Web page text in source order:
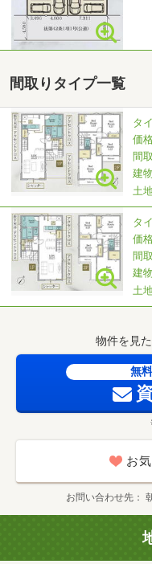
■ご予約方法
事前に鍵の手配が必要
お早目にご連絡をいただ
ご案内がスムーズです。
■その他、各種ご相談も
・現在、お車などの借
・現在、住宅ローンを
・親子でローンって組
◎住宅ローンのご相談
・繰り上げ返済は「
的？
・金利や保険など、
■キッズスペースもご
弊社にはお子様が退屈
おもちゃ、絵本、ぬり
充実させておりますの
■お車の無料提携駐車
間取りタイプ一覧
タ
価
間
建
土
タ
価
間
建
土
物件を見
無
お
お問い合わせ先